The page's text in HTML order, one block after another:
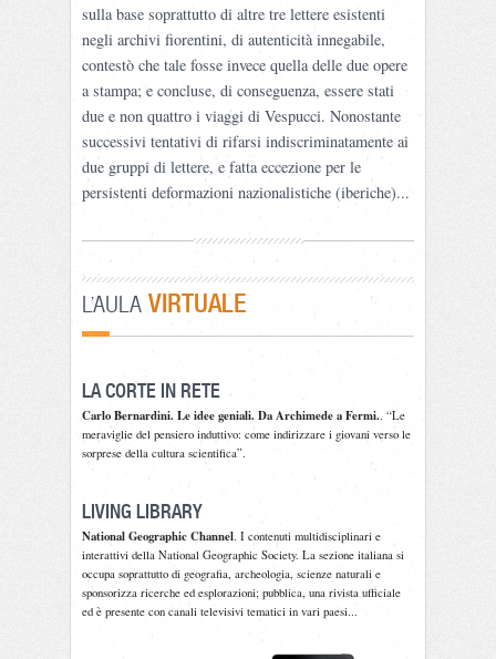
sulla base soprattutto di altre tre lettere esistenti
negli archivi fiorentini, di autenticità innegabile,
contestò che tale fosse invece quella delle due opere
a stampa; e concluse, di conseguenza, essere stati
due e non quattro i viaggi di Vespucci. Nonostante
successivi tentativi di rifarsi indiscriminatamente ai
due gruppi di lettere, e fatta eccezione per le
persistenti deformazioni nazionalistiche (iberiche)...
L'AULA VIRTUALE
LA CORTE IN RETE
Carlo Bernardini. Le idee geniali. Da Archimede a Fermi. . “Le
meraviglie del pensiero induttivo: come indirizzare i giovani verso le
sorprese della cultura scientifica”.
LIVING LIBRARY
National Geographic Channel . I contenuti multidisciplinari e
interattivi della National Geographic Society. La sezione italiana si
occupa soprattutto di geografia, archeologia, scienze naturali e
sponsorizza ricerche ed esplorazioni; pubblica, una rivista ufficiale
ed è presente con canali televisivi tematici in vari paesi...